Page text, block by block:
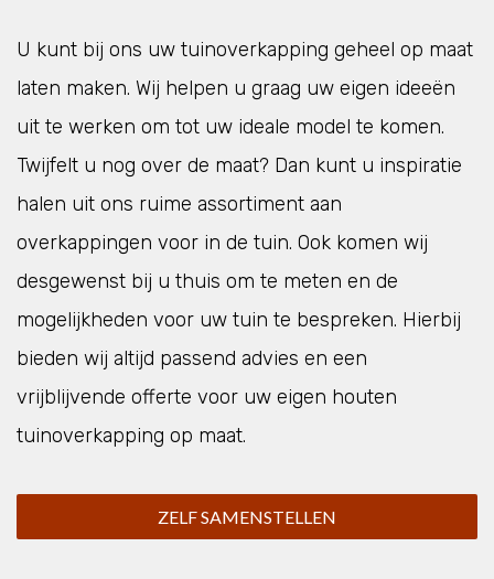
U kunt bij ons uw tuinoverkapping geheel op maat
laten maken. Wij helpen u graag uw eigen ideeën
uit te werken om tot uw ideale model te komen.
Twijfelt u nog over de maat? Dan kunt u inspiratie
halen uit ons ruime assortiment aan
overkappingen voor in de tuin. Ook komen wij
desgewenst bij u thuis om te meten en de
mogelijkheden voor uw tuin te bespreken. Hierbij
bieden wij altijd passend advies en een
vrijblijvende offerte voor uw eigen houten
tuinoverkapping op maat.
ZELF SAMENSTELLEN